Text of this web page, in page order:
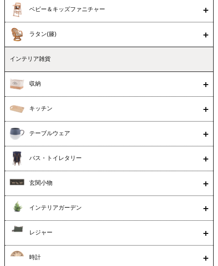
ベビー＆キッズファニチャー
ラタン(籐)
インテリア雑貨
収納
キッチン
テーブルウェア
バス・トイレタリー
玄関小物
インテリアガーデン
レジャー
時計